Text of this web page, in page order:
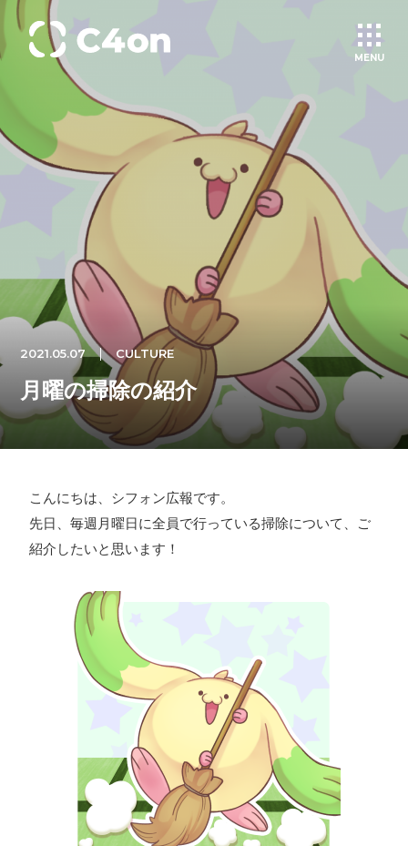
MENU
理念
会社情報
事業紹介
文化
採用情報
お知らせ
# TAGs ハッシュタグ
#23卒 #24卒 #24卒・就活
#2D・3Dデザイナー #M2
#アンケート #お知らせ #お祝い
ムドライブ就活ちゃんねる #ゲーム会社 #ゲーム開発
シフォンの創業 #シフォンの想い #シフォンめし
ォン国勢調査 #ソーシャルゲーム・ソシャゲ #チケットレ
2021.05.07 CULTURE
月曜の掃除の紹介
こんにちは、シフォン広報です。
先日、毎週月曜日に全員で行っている掃除について、ご
紹介したいと思います！